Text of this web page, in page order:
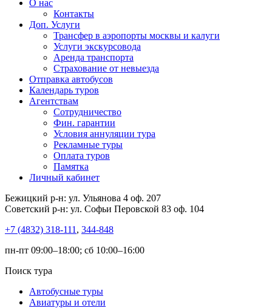
О нас
Контакты
Доп. Услуги
Трансфер в аэропорты москвы и калуги
Услуги экскурсовода
Аренда транспорта
Страхование от невыезда
Отправка автобусов
Календарь туров
Агентствам
Сотрудничество
Фин. гарантии
Условия аннуляции тура
Рекламные туры
Оплата туров
Памятка
Личный кабинет
Бежицкий р-н: ул. Ульянова 4 оф. 207
Советский р-н: ул. Софьи Перовской 83 оф. 104
+7 (4832) 318-111 , 344-848
пн-пт 09:00–18:00; сб 10:00–16:00
Поиск тура
Автобусные туры
Авиатуры и отели